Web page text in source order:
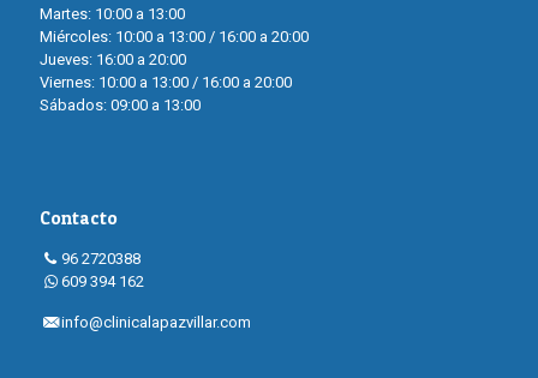
Martes: 10:00 a 13:00
Miércoles: 10:00 a 13:00 / 16:00 a 20:00
Jueves: 16:00 a 20:00
Viernes: 10:00 a 13:00 / 16:00 a 20:00
Sábados: 09:00 a 13:00
Contacto
96 2720388
609 394 162
info@clinicalapazvillar.com